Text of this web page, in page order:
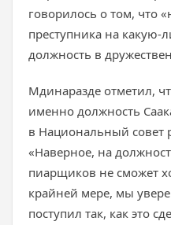
говорилось о том, что
преступника на какую-
должность в
Мдинаразде отметил,
именно должность
в Национальный совет
«Наверное, на
пиарщиков не сможет
крайней мере, мы
поступил так, как это